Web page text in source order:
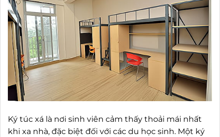
Ký túc xá là nơi sinh viên cảm thấy thoải mái nhất
khi xa nhà, đặc biệt đối với các du học sinh. Một ký